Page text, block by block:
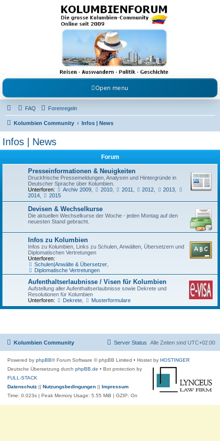
Kolumbienforum - Das
grosse Forum der
Freunde Kolumbiens
Reisen, Auswandern, Kultur, Politik, Geschichte und Visum in Kolumbien und Venezuela.
Austausch, Erfahrungen und Gemeinschaft im Kolumbienforum
Open menu
FAQ Forenregeln
Kolumbien Community Infos | News
Infos | News
Forum
Presseinformationen & Neuigkeiten
Druckfrische Pressemeldungen, Analysen und Hintergründe in
Deutscher Sprache über Kolumbien.
Unterforen:
Archiv 2009, 2010, 2011, 2012, 2013,
2014, 2015
Devisen & Wechselkurse
Die aktuellen Wechselkurse der Woche - jeden Montag auf den
neuesten Stand gebracht.
Infos zu Kolumbien
Infos zu Kolumbien, Links zu Schulen, Anwälten, Übersetzern und
Diplomatischen Vertretungen
Unterforen:
Schulen|Anwälte & Übersetzer,
Diplomatische Vertretungen
Aufenthaltserlaubnisse / Visen für Kolumbien
Aufstellung aller Aufenthaltserlaubnisse sowie Dekrete und
Resolutionen für Kolumbien
Unterforen:
Dekrete, Musterformulare
Kolumbien Community Alle Zeiten sind UTC+02:00
Server Status
Powered by phpBB® Forum Software © phpBB Limited • Hostet by HOSTINGER
Deutsche Übersetzung durch phpBB.de • Bot protection by
FULL-STACK
Datenschutz
Nutzungsbedingungen
Impressum
Time: 0.023s | Peak Memory Usage: 5.55 MiB | GZIP: On